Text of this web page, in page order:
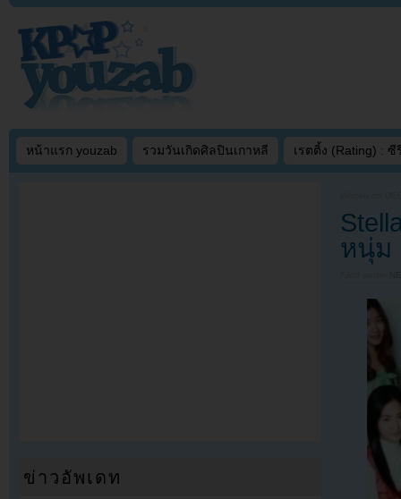
หน้าแรก youzab รวมวันเกิดศิลปินเกาหลี เรตติ้ง (Rating) : ซี
หนุ่ม
ข่าวอัพเดท